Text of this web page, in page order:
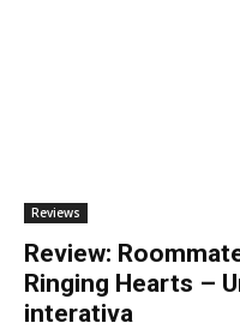
Reviews
Review:
Ringing Hearts –
interativa